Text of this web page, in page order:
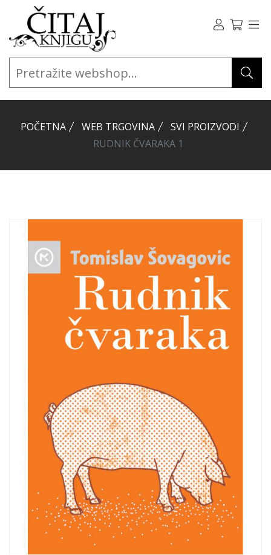
POČETNA WEB TRGOVINA
SVI PROIZVODI
RUDNIK ČVARAKA 1